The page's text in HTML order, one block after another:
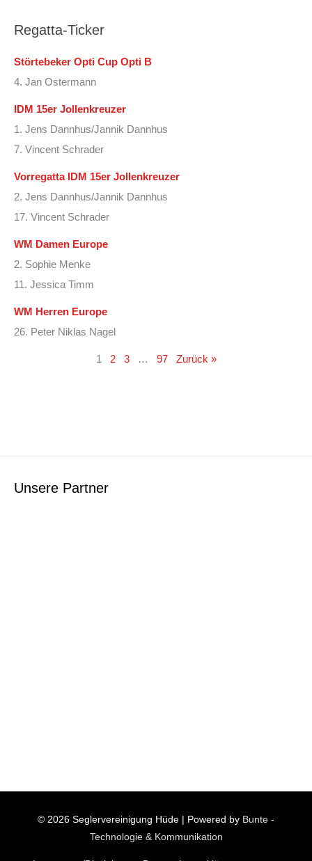
Regatta-Ticker
Störtebeker Opti Cup Opti B
4. Jan Ostermann
IDM 15er Jollenkreuzer
1. Jens Dannhus/Jannik Dannhus
7. Vincent Schrader
Vorregatta IDM 15er Jollenkreuzer
2. Jens Dannhus/Jannik Dannhus
17. Vincent Schrader
WM Damen Europe
2. Sophie Menke
11. Jessica Timm
WM Herren Europe
26. Peter Niklas Nagel
1 2 3 … 97 Zurück »
Unsere Partner
© 2026 Seglervereinigung Hüde | Powered by Bunte -
Technologie & Kommunikation